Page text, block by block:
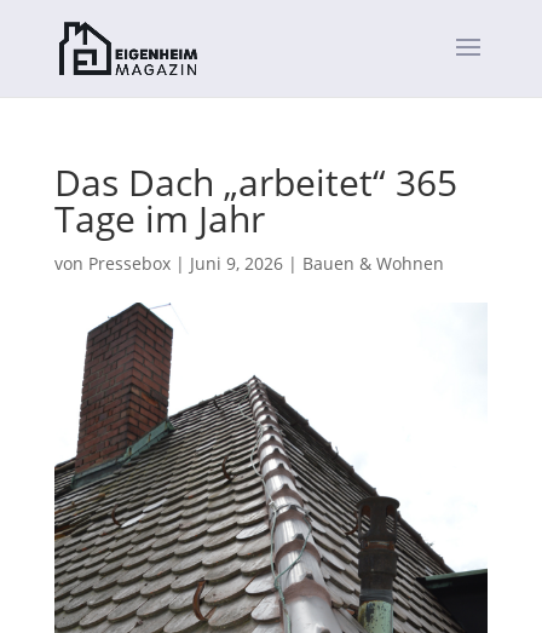
Das Dach „arbeitet“ 365
Tage im Jahr
von Pressebox| Juni 9, 2026| Bauen & Wohnen